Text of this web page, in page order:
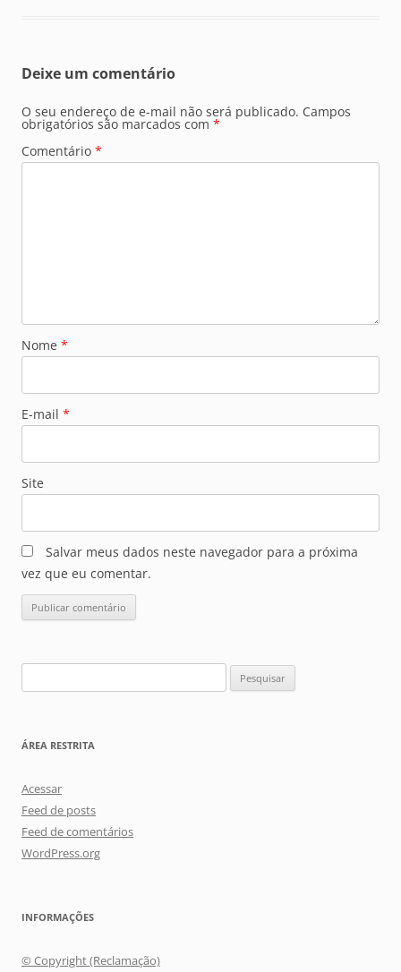
Deixe um comentário
O seu endereço de e-mail não será publicado. Campos
obrigatórios são marcados com *
Comentário *
Nome *
E-mail *
Site
Salvar meus dados neste navegador para a próxima
vez que eu comentar.
por:
ÁREA RESTRITA
Acessar
Feed de posts
Feed de comentários
WordPress.org
INFORMAÇÕES
© Copyright (Reclamação)